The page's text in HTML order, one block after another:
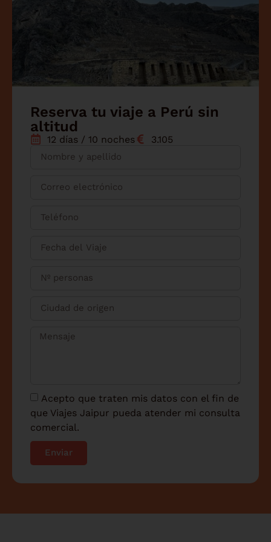
Un cordial saludo, El equipo de Viajes Jaipur
Reserva tu viaje a Perú sin
altitud
12 días / 10 noches 3.105
Acepto que traten mis datos con el fin de
que Viajes Jaipur pueda atender mi consulta
comercial.
Enviar